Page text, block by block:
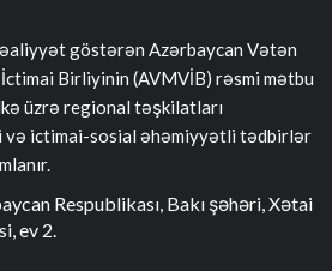
göstərən Azərbaycan Vətən
Birliyinin (AVMVİB) rəsmi mətbu
üzrə regional təşkilatları
və ictimai-sosial əhəmiyyətli tədbirlər
Respublikası, Bakı şəhəri, Xətai
ev 2.